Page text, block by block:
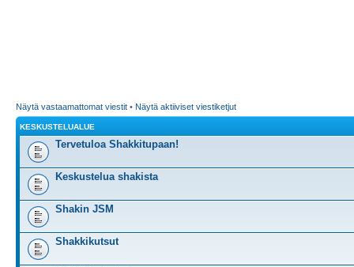
Näytä vastaamattomat viestit • Näytä aktiiviset viestiketjut
KESKUSTELUALUE
Tervetuloa Shakkitupaan!
Keskustelua shakista
Shakin JSM
Shakkikutsut